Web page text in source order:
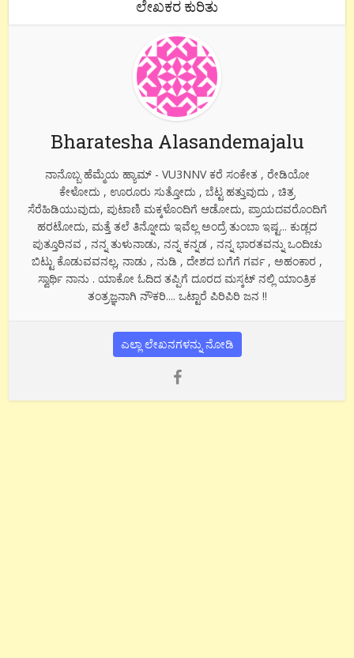
ಲೇಖಕರ ಕುರಿತು
Bharatesha Alasandemajalu
ನಾನೊಬ್ಬ ಹೆಮ್ಮೆಯ ಹ್ಯಾಮ್ - VU3NNV ಕರೆ ಸಂಕೇತ , ರೇಡಿಯೋ
ಕೇಳೋದು , ಊರೂರು ಸುತ್ತೋದು , ಬೆಟ್ಟ ಹತ್ತುವುದು , ಚಿತ್ರ
ಸೆರೆಹಿಡಿಯುವುದು, ಪುಟಾಣಿ ಮಕ್ಕಳೊಂದಿಗೆ ಆಡೋದು, ಪ್ರಾಯದವರೊಂದಿಗೆ
ಹರಟೋದು, ಮತ್ತೆ ತಲೆ ತಿನ್ನೋದು ಇವೆಲ್ಲ ಅಂದ್ರೆ ತುಂಬಾ ಇಷ್ಟ... ಕುಡ್ಲದ
ಪುತ್ತೂರಿನವ , ನನ್ನ ತುಳುನಾಡು, ನನ್ನ ಕನ್ನಡ , ನನ್ನ ಭಾರತವನ್ನು ಒಂದಿಚು
ಬಿಟ್ಟು ಕೊಡುವವನಲ್ಲ, ನಾಡು , ನುಡಿ , ದೇಶದ ಬಗೆಗೆ ಗರ್ವ , ಅಹಂಕಾರ ,
ಸ್ವಾರ್ಥಿ ನಾನು . ಯಾಕೋ ಓದಿದ ತಪ್ಪಿಗೆ ದೂರದ ಮಸ್ಕಟ್ ನಲ್ಲಿ ಯಾಂತ್ರಿಕ
ತಂತ್ರಜ್ಞನಾಗಿ ನೌಕರಿ.... ಒಟ್ಟಾರೆ ಪಿರಿಪಿರಿ ಜನ !!
ಎಲ್ಲಾ ಲೇಖನಗಳನ್ನು ನೋಡಿ